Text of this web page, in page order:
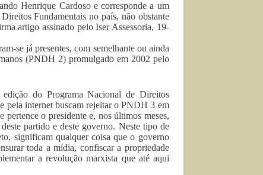
Henrique Cardoso e corresponde a um
Fundamentais no país, não obstante
artigo assinado pelo Iser Assessoria, 19-
se já presentes, com semelhante ou ainda
(PNDH 2) promulgado em 2002 pelo
do Programa Nacional de Direitos
pela internet buscam rejeitar o PNDH 3 em
o presidente e, nos últimos meses,
partido e deste governo. Neste tipo de
significam qualquer coisa que o governo
toda a mídia, confiscar a propriedade
a revolução marxista que até aqui